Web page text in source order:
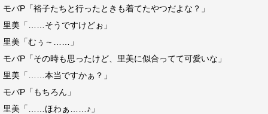
モバP「裕子たちと行ったときも着てたやつだよな？」
里美「……そうですけどぉ」
里美「むぅ～……」
モバP「その時も思ったけど、里美に似合ってて可愛いな」
里美「……本当ですかぁ？」
モバP「もちろん」
里美「……ほわぁ……♪」